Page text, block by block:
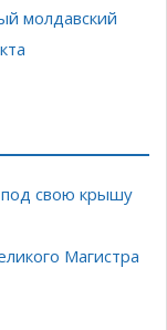
молдавский
под свою крышу
Магистра